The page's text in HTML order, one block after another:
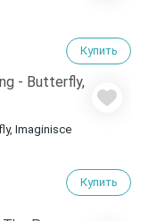
Купить
Imaginisce
Купить